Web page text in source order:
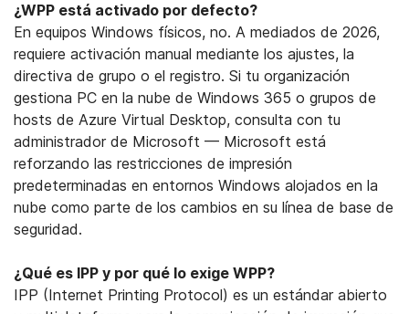
¿WPP está activado por defecto?
En equipos Windows físicos, no. A mediados de 2026,
requiere activación manual mediante los ajustes, la
directiva de grupo o el registro. Si tu organización
gestiona PC en la nube de Windows 365 o grupos de
hosts de Azure Virtual Desktop, consulta con tu
administrador de Microsoft — Microsoft está
reforzando las restricciones de impresión
predeterminadas en entornos Windows alojados en la
nube como parte de los cambios en su línea de base de
seguridad.
¿Qué es IPP y por qué lo exige WPP?
IPP (Internet Printing Protocol) es un estándar abierto